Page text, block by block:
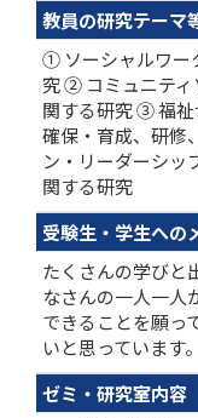
教員の研究テーマ
① ソーシャルワー
究 ② コミュニテ
関する研究 ③ 福
確保・育成、研修
ン・リーダーシッ
関する研究
受験生・学生への
たくさんの学びと
なさんの一人一人
できることを願っ
いと思っています。
ゼミ・研究室内容